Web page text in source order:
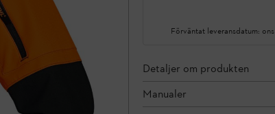
Förväntat leveransdatum:
Detaljer om produkten
Manualer